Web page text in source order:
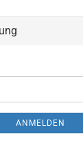
ANMELDEN